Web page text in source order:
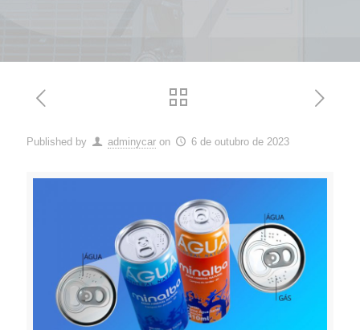
Published by adminycar on 6 de outubro de 2023